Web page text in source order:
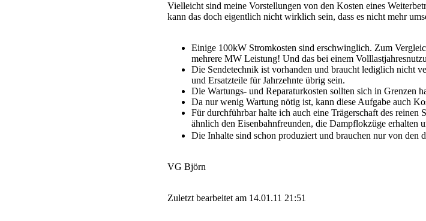
Vielleicht sind meine Vorstellungen von den Kosten eines
kann das doch eigentlich nicht wirklich sein, dass es nicht mehr
Einige 100kW Stromkosten sind erschwinglich. Zum
mehrere MW Leistung! Und das bei einem
Die Sendetechnik ist vorhanden und braucht lediglich nicht
und Ersatzteile für Jahrzehnte übrig sein.
Die Wartungs- und Reparaturkosten sollten sich in Grenzen
Da nur wenig Wartung nötig ist, kann diese Aufgabe auch
Für durchführbar halte ich auch eine Trägerschaft des
ähnlich den Eisenbahnfreunden, die Dampflokzüge erhalten
Die Inhalte sind schon produziert und brauchen nur von den
VG Björn
Zuletzt bearbeitet am 14.01.11 21:51